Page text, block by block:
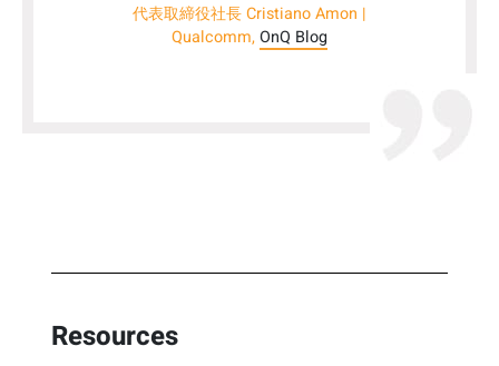
代表取締役社長 Cristiano Amon |
Qualcomm,OnQ Blog
Resources